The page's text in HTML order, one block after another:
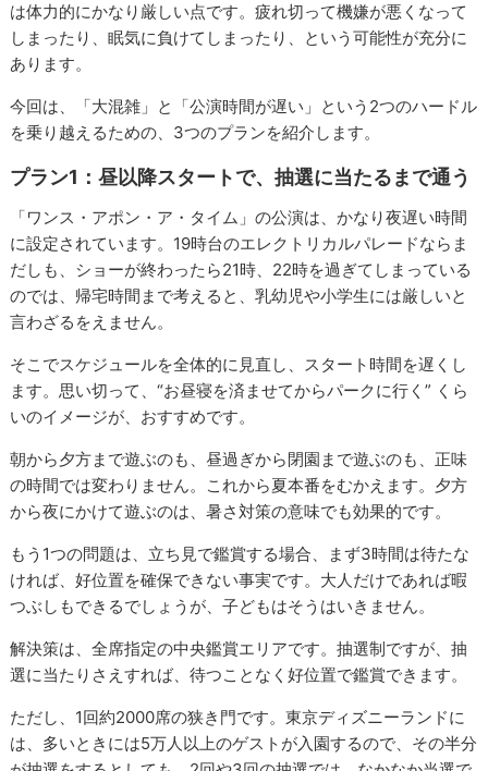
は体力的にかなり厳しい点です。疲れ切って機嫌が悪くなって
しまったり、眠気に負けてしまったり、という可能性が充分に
あります。
今回は、「大混雑」と「公演時間が遅い」という2つのハードル
を乗り越えるための、3つのプランを紹介します。
プラン1：昼以降スタートで、抽選に当たるまで通う
「ワンス・アポン・ア・タイム」の公演は、かなり夜遅い時間
に設定されています。19時台のエレクトリカルパレードならま
だしも、ショーが終わったら21時、22時を過ぎてしまっている
のでは、帰宅時間まで考えると、乳幼児や小学生には厳しいと
言わざるをえません。
そこでスケジュールを全体的に見直し、スタート時間を遅くし
ます。思い切って、“お昼寝を済ませてからパークに行く” くら
いのイメージが、おすすめです。
朝から夕方まで遊ぶのも、昼過ぎから閉園まで遊ぶのも、正味
の時間では変わりません。これから夏本番をむかえます。夕方
から夜にかけて遊ぶのは、暑さ対策の意味でも効果的です。
もう1つの問題は、立ち見で鑑賞する場合、まず3時間は待たな
ければ、好位置を確保できない事実です。大人だけであれば暇
つぶしもできるでしょうが、子どもはそうはいきません。
解決策は、全席指定の中央鑑賞エリアです。抽選制ですが、抽
選に当たりさえすれば、待つことなく好位置で鑑賞できます。
ただし、1回約2000席の狭き門です。東京ディズニーランドに
は、多いときには5万人以上のゲストが入園するので、その半分